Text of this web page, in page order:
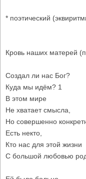
* поэтический
Кровь наших матерей
Создал ли нас Бог?
Куда мы идём? 1
В этом мире
Не хватает смысла,
Но совершенно
Есть некто,
Кто нас для этой жизни
С большой любовью